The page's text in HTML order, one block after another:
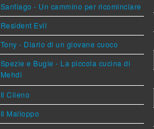
Santiago - Un cammino per ricominciare
Resident Evil
Tony - Diario di un giovane cuoco
Spezie e Bugie - La piccola cucina di
Mehdi
Il Cileno
Il Malloppo